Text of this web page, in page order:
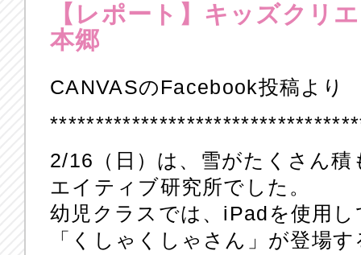
【レポート】キッズクリ
本郷
CANVASのFacebook投稿より
2/16（日）は、雪がたくさん
エイティブ研究所でした。
幼児クラスでは、iPadを使用
「くしゃくしゃさん」が登場